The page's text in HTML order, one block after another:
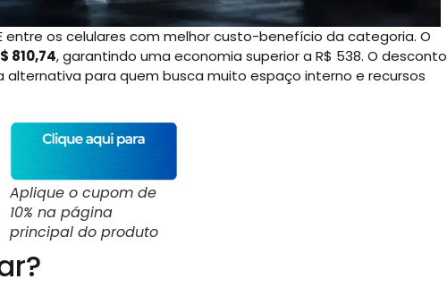
entre os celulares com melhor custo-benefício da categoria. O
810,74, garantindo uma economia superior a R$ 538. O desconto
alternativa para quem busca muito espaço interno e recursos
Aplique o cupom de
10% na página
principal do produto